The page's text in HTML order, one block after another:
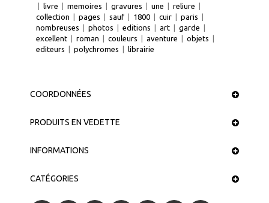
| livre | memoires | gravures | une | reliure |
collection | pages | sauf | 1800 | cuir | paris |
nombreuses | photos | editions | art | garde |
excellent | roman | couleurs | aventure | objets |
editeurs | polychromes | librairie
COORDONNÉES
PRODUITS EN VEDETTE
INFORMATIONS
CATÉGORIES